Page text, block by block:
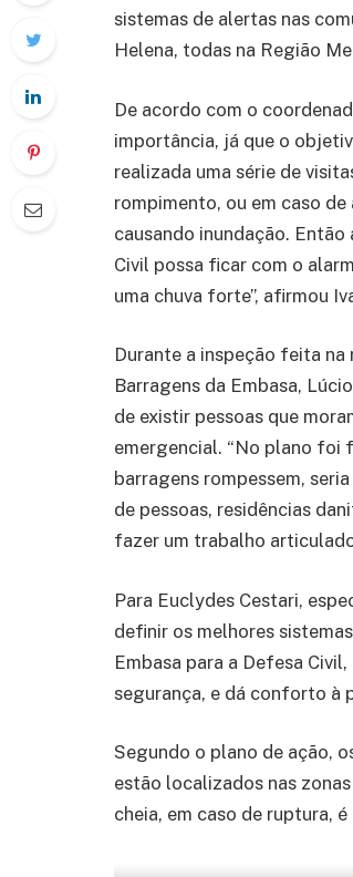
sistemas de alertas nas
Helena, todas na Região
De acordo com o
importância, já que o
realizada uma série de
rompimento, ou em caso
causando inundação.
Civil possa ficar com o
uma chuva forte”, afirmou
Durante a inspeção feita
Barragens da Embasa,
de existir pessoas que
emergencial. “No plano foi
barragens rompessem,
de pessoas, residências
fazer um trabalho
Para Euclydes Cestari,
definir os melhores
Embasa para a Defesa
segurança, e dá conforto à
Segundo o plano de ação,
estão localizados nas
cheia, em caso de ruptura,